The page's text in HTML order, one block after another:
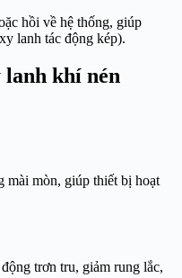
hồi về hệ thống, giúp
lanh tác động kép).
lanh khí nén
mài mòn, giúp thiết bị hoạt
trơn tru, giảm rung lắc,